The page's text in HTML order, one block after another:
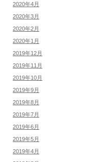
2020年4月
2020年3月
2020年2月
2020年1月
2019年12月
2019年11月
2019年10月
2019年9月
2019年8月
2019年7月
2019年6月
2019年5月
2019年4月